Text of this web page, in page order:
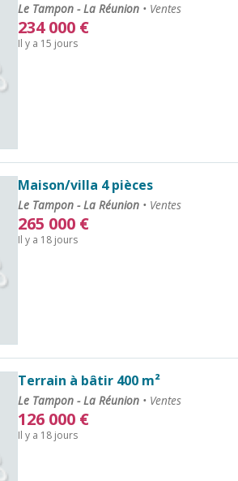
Le Tampon - La Réunion • Ventes
234 000 €
Il y a 15 jours
Maison/villa 4 pièces
Le Tampon - La Réunion • Ventes
265 000 €
Il y a 18 jours
Terrain à bâtir 400 m²
Le Tampon - La Réunion • Ventes
126 000 €
Il y a 18 jours